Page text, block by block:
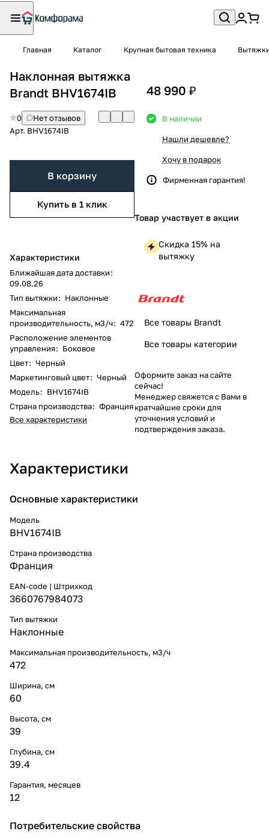
Главная Каталог Крупная бытовая техника
Наклонная вытяжка
Brandt BHV1674IB
0
Нет отзывов
Арт. BHV1674IB
В корзину
Купить в 1 клик
Характеристики
Ближайшая дата доставки:
09.08.26
Тип вытяжки: Наклонные
Максимальная
производительность, м3/ч: 472
Расположение элементов
управления: Боковое
Цвет: Черный
Маркетинговый цвет: Черный
Модель: BHV1674IB
Страна производства: Франция
Все характеристики
48 990 ₽
В наличии
Нашли дешевле?
Хочу в подарок
Фирменная гарантия!
Товар участвует в акции
Скидка 15% на
вытяжку
Все товары Brandt
Все товары категории
Оформите заказ на сайте
сейчас!
Менеджер свяжется с Вами в
кратчайшие сроки для
уточнения условий и
подтверждения заказа.
Характеристики
Основные характеристики
Модель
BHV1674IB
Страна производства
Франция
EAN-code | Штрихкод
3660767984073
Тип вытяжки
Наклонные
Максимальная производительность, м3/ч
472
Ширина, см
60
Высота, см
39
Глубина, см
39.4
Гарантия, месяцев
12
Потребительские свойства